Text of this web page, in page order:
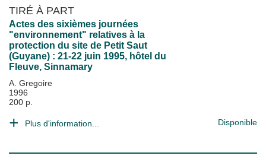
TIRÉ À PART
Actes des sixièmes journées
"environnement" relatives à la
protection du site de Petit Saut
(Guyane) : 21-22 juin 1995, hôtel du
Fleuve, Sinnamary
A. Gregoire
1996
200 p.
Plus d'information... Disponible